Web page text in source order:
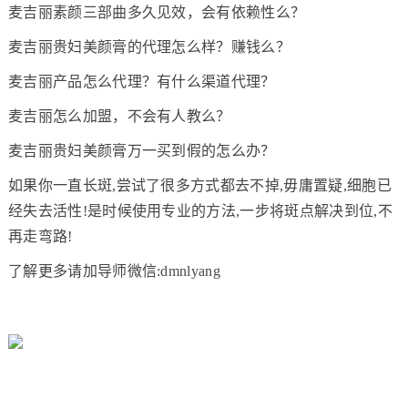
麦吉丽素颜三部曲多久见效，会有依赖性么？
麦吉丽贵妇美颜膏的代理怎么样？赚钱么？
麦吉丽产品怎么代理？有什么渠道代理？
麦吉丽怎么加盟，不会有人教么？
麦吉丽贵妇美颜膏万一买到假的怎么办？
如果你一直长斑,尝试了很多方式都去不掉,毋庸置疑,细胞已
经失去活性!是时候使用专业的方法,一步将斑点解决到位,不
再走弯路!
了解更多请加导师微信:dmnlyang